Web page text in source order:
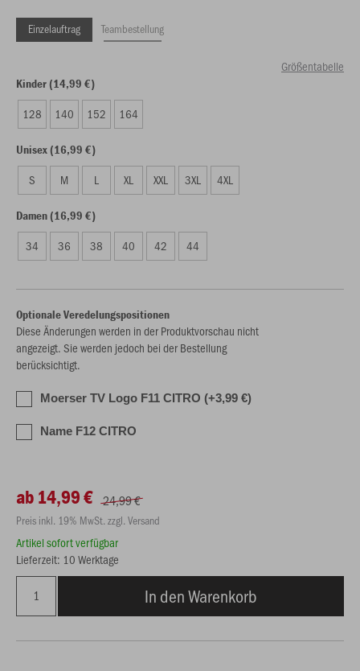
Einzelauftrag Teambestellung
Größentabelle
Kinder (14,99 €)
128 140 152 164
Unisex (16,99 €)
S M L XL XXL 3XL 4XL
Damen (16,99 €)
34 36 38 40 42 44
Optionale Veredelungspositionen
Diese Änderungen werden in der Produktvorschau nicht
angezeigt. Sie werden jedoch bei der Bestellung
berücksichtigt.
Moerser TV Logo F11 CITRO (+3,99 €)
Name F12 CITRO
ab 14,99 € 24,99 €
Preis inkl. 19% MwSt. zzgl. Versand
Artikel sofort verfügbar
Lieferzeit: 10 Werktage
In den Warenkorb